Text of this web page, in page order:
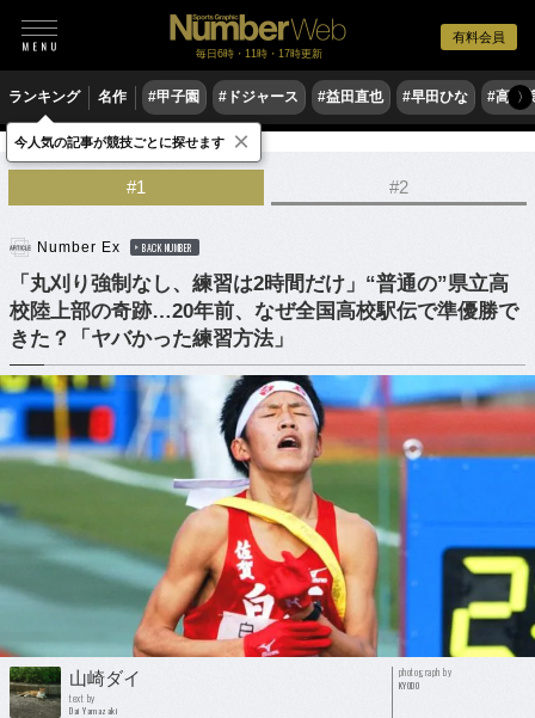
有料会員
毎日6時・11時・17時更新
ランキング 名作 #甲子園 #ドジャース #益田直也 #早田ひな #高木
〉
陸上 駅伝
#1 #2
Number Ex BACK NUMBER
「丸刈り強制なし、練習は2時間だけ」“普通の”県立高
校陸上部の奇跡…20年前、なぜ全国高校駅伝で準優勝で
きた？「ヤバかった練習方法」
山崎ダイ
text by
Dai Yamazaki
photograph by
KYODO
今人気の記事が競技ごとに探せます ×